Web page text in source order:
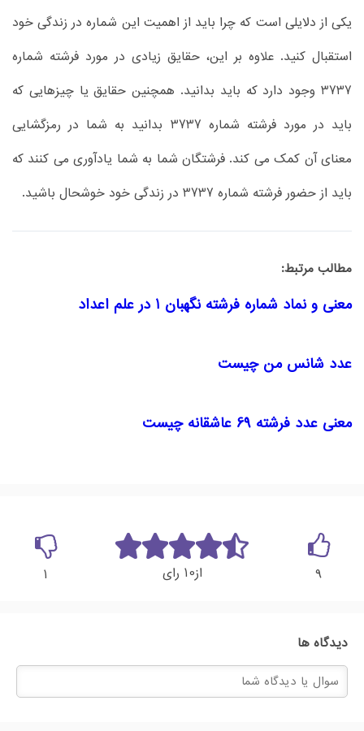
یکی از دلایلی است که چرا باید از اهمیت این شماره در زندگی خود
استقبال کنید. علاوه بر این، حقایق زیادی در مورد فرشته شماره
3737 وجود دارد که باید بدانید. همچنین حقایق یا چیزهایی که
باید در مورد فرشته شماره 3737 بدانید به شما در رمزگشایی
معنای آن کمک می کند. فرشتگان شما به شما یادآوری می کنند که
باید از حضور فرشته شماره 3737 در زندگی خود خوشحال باشید.
مطالب مرتبط:
معنی و نماد شماره فرشته نگهبان 1 در علم اعداد
عدد شانس من چیست
معنی عدد فرشته 69 عاشقانه چیست
از10 رای 9
1
دیدگاه ها